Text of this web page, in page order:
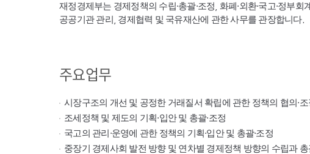
재정경제부는 경제정책의 수립·총괄·조정, 화폐·외환·국고·정부회
공공기관 관리, 경제협력 및 국유재산에 관한 사무를 관장합니다.
주요업무
시장구조의 개선 및 공정한 거래질서 확립에 관한 정책의 협의·조
조세정책 및 제도의 기획·입안 및 총괄·조정
국고의 관리·운영에 관한 정책의 기획·입안 및 총괄·조정
중장기 경제사회 발전 방향 및 연차별 경제정책 방향의 수립과 총